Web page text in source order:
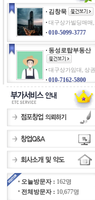
김창묵
대구상가빌딩매매, .
010-5099-3777
동성로탑부동산
대구상가임대, 상권.
010-7162-5800
오늘방문자 : 162명
전체방문자 : 10,677명